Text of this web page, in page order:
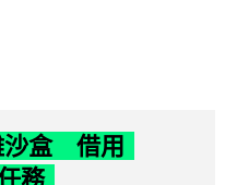
沙盒 借用
務